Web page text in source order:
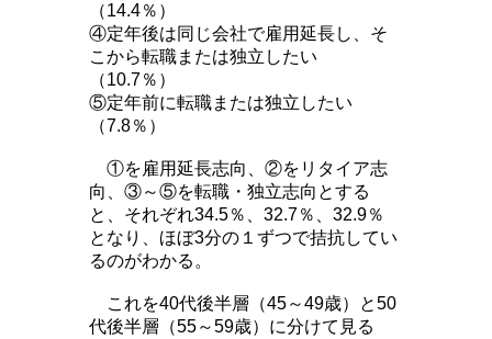
（14.4％）
④定年後は同じ会社で雇用延長し、そ
こから転職または独立したい
（10.7％）
⑤定年前に転職または独立したい
（7.8％）
①を雇用延長志向、②をリタイア志
向、③～⑤を転職・独立志向とする
と、それぞれ34.5％、32.7％、32.9％
となり、ほぼ3分の１ずつで拮抗してい
るのがわかる。
これを40代後半層（45～49歳）と50
代後半層（55～59歳）に分けて見る